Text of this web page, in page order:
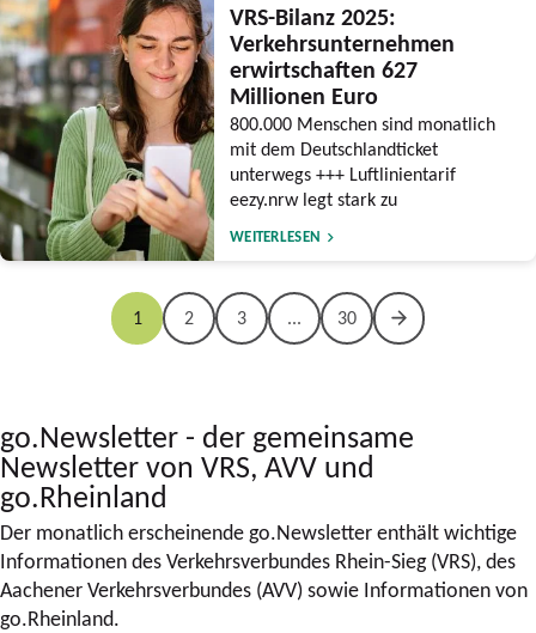
VRS-Bilanz 2025:
Verkehrsunternehmen
erwirtschaften 627
Millionen Euro
800.000 Menschen sind monatlich
mit dem Deutschlandticket
unterwegs +++ Luftlinientarif
eezy.nrw legt stark zu
WEITERLESEN
1 2 3 ... 30
go.Newsletter - der gemeinsame
Newsletter von VRS, AVV und
go.Rheinland
Der monatlich erscheinende go.Newsletter enthält wichtige
Informationen des Verkehrsverbundes Rhein-Sieg (VRS), des
Aachener Verkehrsverbundes (AVV) sowie Informationen von
go.Rheinland.